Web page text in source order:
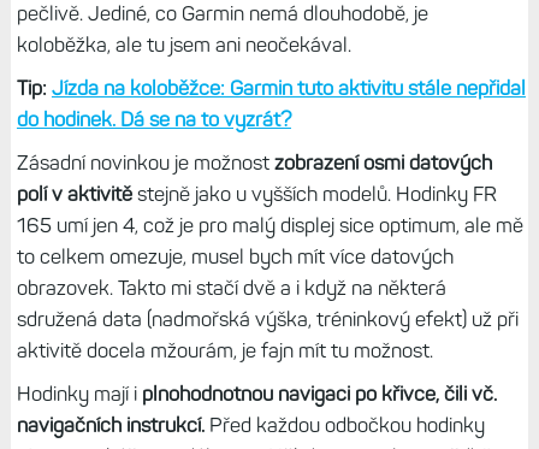
nadmořské výšky a metriky GAP. A rovněž přidává i
venkovní teploměr, což se také hodí.
Nepřehlédněte:Zásadní důvod, proč je tak důležité mít
barometr: Přesné počítání nadmořské výšky při aktivitě
Aktivity a tréninky
Potěšila mně doslova plná nabídka aktivit, našel jsem zde
vše, co ve vyšším modelu Forerunner 970. Možná jsou tu
nějaké, co chybí, ale to bych musel fakt srovnávat chybí
pečlivě. Jediné, co Garmin nemá dlouhodobě, je
koloběžka, ale tu jsem ani neočekával.
Tip:Jízda na koloběžce: Garmin tuto aktivitu stále nepřidal
do hodinek. Dá se na to vyzrát?